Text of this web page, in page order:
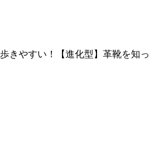
きやすい！【進化型】革靴を知っ